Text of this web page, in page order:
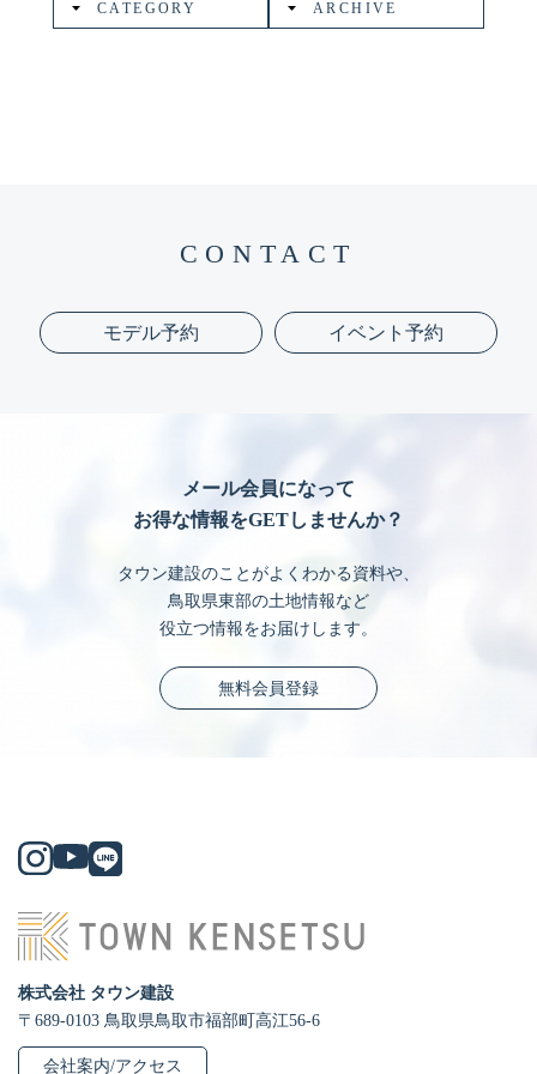
CATEGORY ARCHIVE
CONTACT
モデル予約 イベント予約
メール会員になって
お得な情報をGETしませんか？
タウン建設のことがよくわかる資料や、
鳥取県東部の土地情報など
役立つ情報をお届けします。
無料会員登録
株式会社 タウン建設
〒689-0103 鳥取県鳥取市福部町高江56-6
会社案内/アクセス